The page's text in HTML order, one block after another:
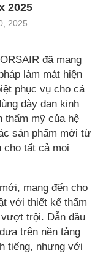
2025
2025
đã mang
làm mát hiện
phục vụ cho cả
dày dạn kinh
thẩm mỹ của hệ
sản phẩm mới từ
cho tất cả mọi
mang đến cho
với thiết kế thẩm
trội. Dẫn đầu
trên nền tảng
tiếng, nhưng với